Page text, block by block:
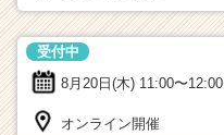
8月20日(木) 11:00〜12:00
受付中
オンライン開催